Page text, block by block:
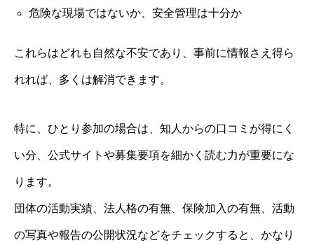
危険な現場ではないか、安全管理は十分か
これらはどれも自然な不安であり、事前に情報さえ得ら
れれば、多くは解消できます。
特に、ひとり参加の場合は、知人からの口コミが得にく
い分、公式サイトや募集要項を細かく読む力が重要にな
ります。
団体の活動実績、法人格の有無、保険加入の有無、活動
の写真や報告の公開状況などをチェックすると、かなり